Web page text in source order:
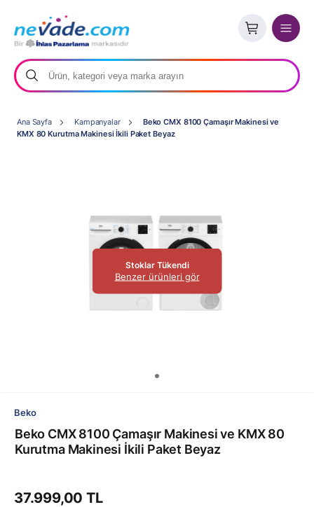
Ana Sayfa Kampanyalar
Beko CMX 8100 Çamaşır Makinesi ve
KMX 80 Kurutma Makinesi İkili Paket Beyaz
Stoklar Tükendi
Benzer ürünleri gör
Beko
Beko CMX 8100 Çamaşır Makinesi ve KMX 80
Kurutma Makinesi İkili Paket Beyaz
37.999,00 TL